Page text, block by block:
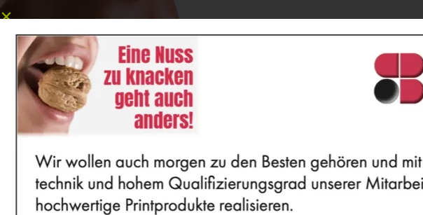
STARTSEITE MENSCHEN